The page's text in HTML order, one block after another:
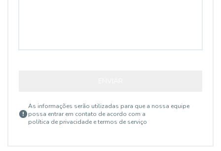
As informações serão utilizadas para que a nossa equipe
possa entrar em contato de acordo com a
política de privacidade e termos de serviço